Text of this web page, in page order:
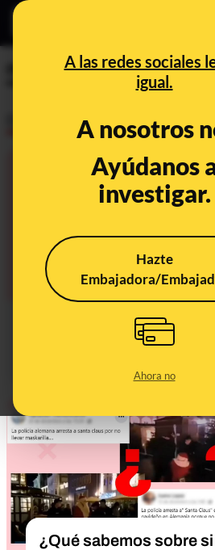
A las redes sociales
igual.
A nosotros
Ayúdanos
investigar.
Hazte
Embajadora/
Ahora no
mascarilla
No, no es cierto que la
dejado ser obligatoria
24 de enero de 2022
¿Qué sabemos sobre